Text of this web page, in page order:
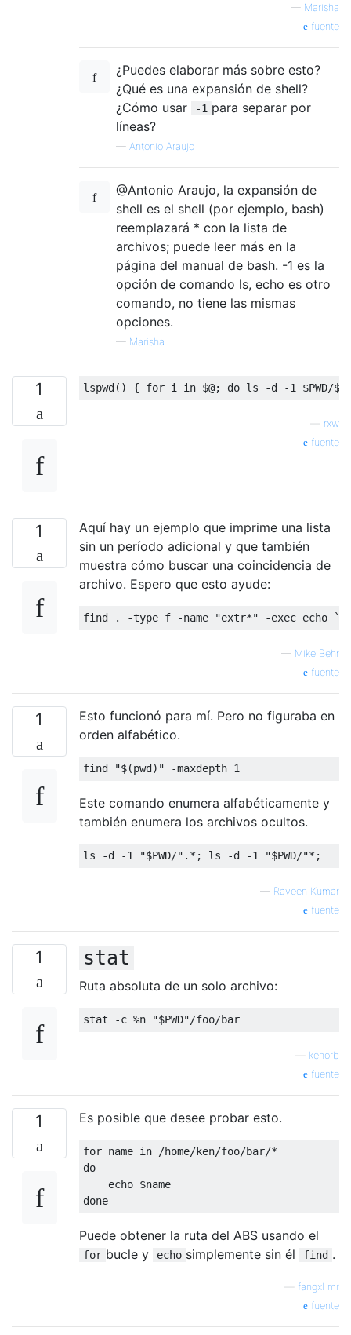
— Marisha
fuente
¿Puedes elaborar más sobre esto?
¿Qué es una expansión de shell?
¿Cómo usar
-1 para separar por
líneas?
— Antonio Araujo
@Antonio Araujo, la expansión de
shell es el shell (por ejemplo, bash)
reemplazará * con la lista de
archivos; puede leer más en la
página del manual de bash. -1 es la
opción de comando ls, echo es otro
comando, no tiene las mismas
opciones.
— Marisha
1
rxw
fuente
1
Aquí hay un ejemplo que imprime una lista
sin un período adicional y que también
muestra cómo buscar una coincidencia de
archivo. Espero que esto ayude:
— Mike Behr
fuente
1
Esto funcionó para mí. Pero no figuraba en
orden alfabético.
Este comando enumera alfabéticamente y
también enumera los archivos ocultos.
— Raveen Kumar
fuente
1 stat
Ruta absoluta de un solo archivo:
kenorb
fuente
1 Es posible que desee probar esto.
for name in /home/ken/foo/bar/*
do
done
Puede obtener la ruta del ABS usando el
for bucle y echo simplemente sin él find .
fangxl mr
fuente